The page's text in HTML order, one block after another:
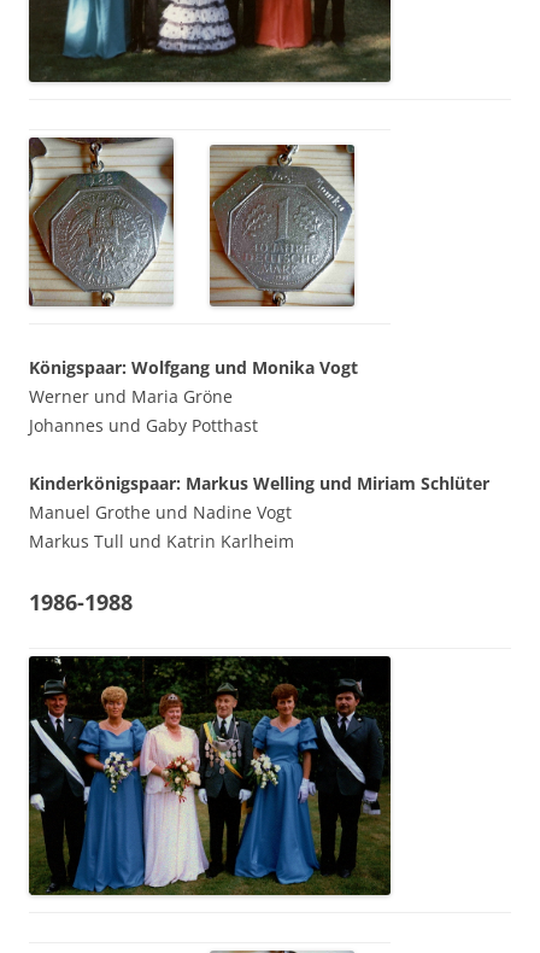
Königspaar: Wolfgang und Monika Vogt
Werner und Maria Gröne
Johannes und Gaby Potthast
Kinderkönigspaar: Markus Welling und Miriam Schlüter
Manuel Grothe und Nadine Vogt
Markus Tull und Katrin Karlheim
1986-1988